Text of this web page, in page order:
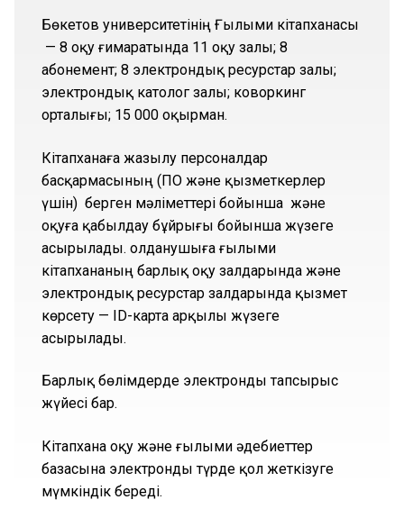
Бөкетов университетінің Ғылыми кітапханасы
— 8 оқу ғимаратында 11 оқу залы; 8
абонемент; 8 электрондық ресурстар залы;
электрондық католог залы; коворкинг
орталығы; 15 000 оқырман.
Кітапханаға жазылу персоналдар
басқармасының (ПОҚ және қызметкерлер
үшін) берген мәліметтері бойынша және
оқуға қабылдау бұйрығы бойынша жүзеге
асырылады. Қолданушыға ғылыми
кітапхананың барлық оқу залдарында және
электрондық ресурстар залдарында қызмет
көрсету — ID-карта арқылы жүзеге
асырылады.
Барлық бөлімдерде электронды тапсырыс
жүйесі бар.
Кітапхана оқу және ғылыми әдебиеттер
базасына электронды түрде қол жеткізуге
мүмкіндік береді.